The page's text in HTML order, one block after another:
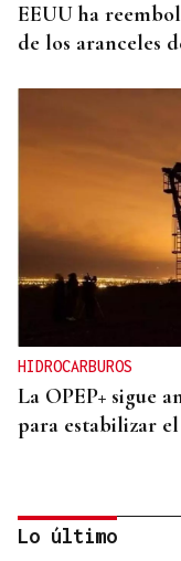
EEUU ha
de los aranceles
HIDROCARBUROS
La OPEP+ sigue
para estabilizar
Lo último